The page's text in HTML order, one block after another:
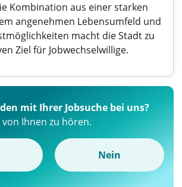
Kombination aus einer starken
angenehmen Lebensumfeld und
macht die Stadt zu
Ziel für Jobwechselwillige.
mit Ihrer Jobsuche bei uns?
Ihnen zu hören.
Nein